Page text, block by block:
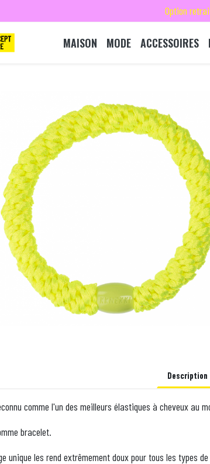
Option
MAISON MODE ACCESSOIRES
Description
comme l'un des meilleurs élastiques à cheveux au
bracelet.
unique les rend extrêmement doux pour tous les types